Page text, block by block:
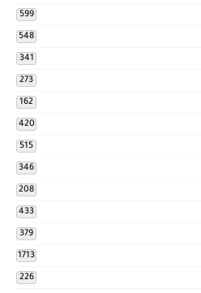
599
548
341
273
162
420
515
346
208
433
379
1713
226